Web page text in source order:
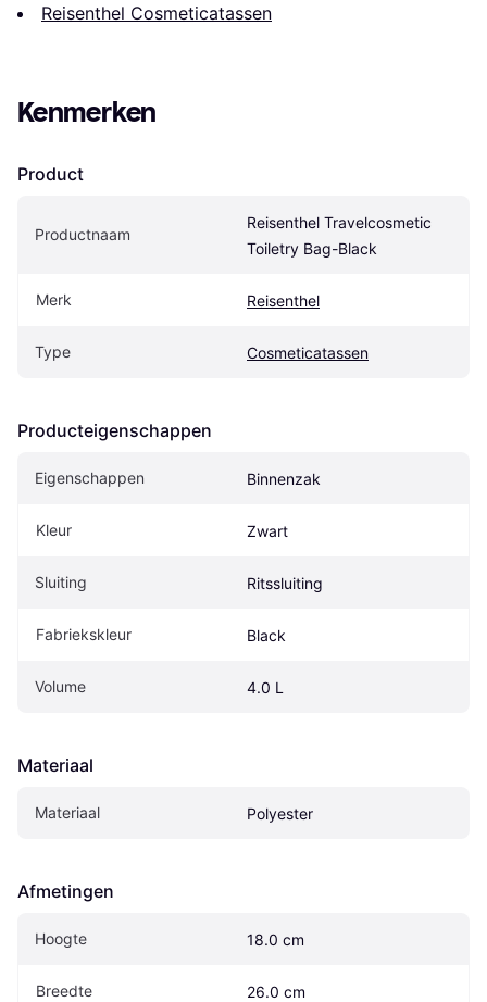
Reisenthel Cosmeticatassen
Kenmerken
Product
Productnaam
Reisenthel Travelcosmetic
Toiletry Bag-Black
Merk Reisenthel
Type Cosmeticatassen
Producteigenschappen
Eigenschappen Binnenzak
Kleur Zwart
Sluiting Ritssluiting
Fabriekskleur Black
Volume 4.0 L
Materiaal
Materiaal Polyester
Afmetingen
Hoogte 18.0 cm
Breedte 26.0 cm